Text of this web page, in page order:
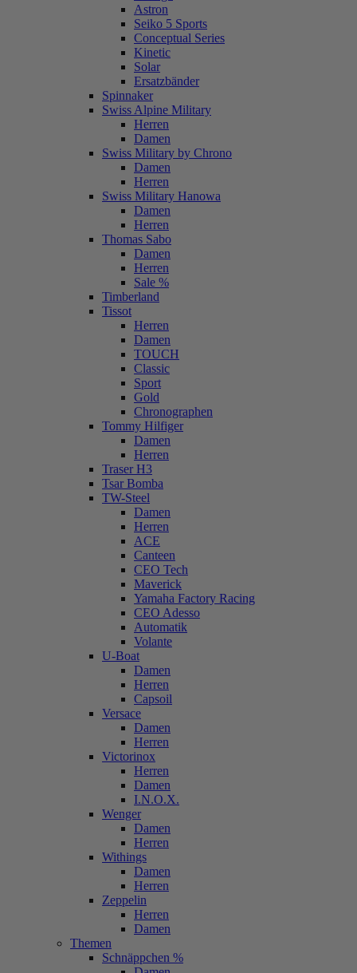
Astron
Seiko 5 Sports
Conceptual Series
Kinetic
Solar
Ersatzbänder
Spinnaker
Swiss Alpine Military
Herren
Damen
Swiss Military by Chrono
Damen
Herren
Swiss Military Hanowa
Damen
Herren
Thomas Sabo
Damen
Herren
Sale %
Timberland
Tissot
Herren
Damen
TOUCH
Classic
Sport
Gold
Chronographen
Tommy Hilfiger
Damen
Herren
Traser H3
Tsar Bomba
TW-Steel
Damen
Herren
ACE
Canteen
CEO Tech
Maverick
Yamaha Factory Racing
CEO Adesso
Automatik
Volante
U-Boat
Damen
Herren
Capsoil
Versace
Damen
Herren
Victorinox
Herren
Damen
I.N.O.X.
Wenger
Damen
Herren
Withings
Damen
Herren
Zeppelin
Herren
Damen
Themen
Schnäppchen %